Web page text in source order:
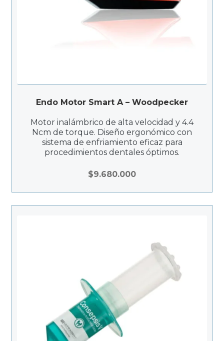
Endo Motor Smart A – Woodpecker
Motor inalámbrico de alta velocidad y 4.4
Ncm de torque. Diseño ergonómico con
sistema de enfriamiento eficaz para
procedimientos dentales óptimos.
$9.680.000